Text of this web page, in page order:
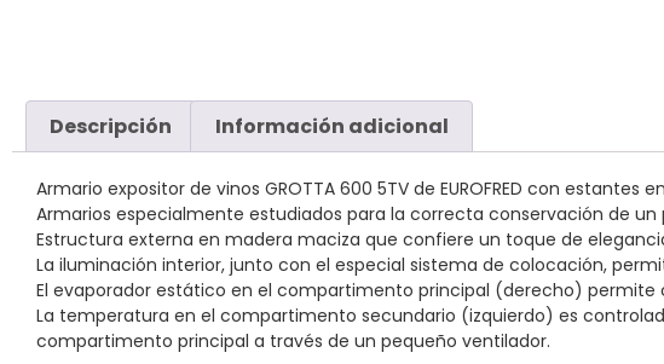
Descripción Información adicional
Armario expositor de vinos GROTTA 600 5TV de EUROFRED con
Armarios especialmente estudiados para la correcta conservación de
Estructura externa en madera maciza que confiere un toque de
La iluminación interior, junto con el especial sistema de colocación,
El evaporador estático en el compartimento principal (derecho)
La temperatura en el compartimento secundario (izquierdo) es
compartimento principal a través de un pequeño ventilador.